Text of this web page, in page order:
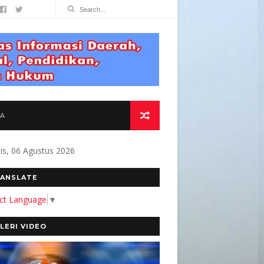
KAMI MEMBANGUN MEDIA
06 Agustus 2026
Language ▼
VIDEO